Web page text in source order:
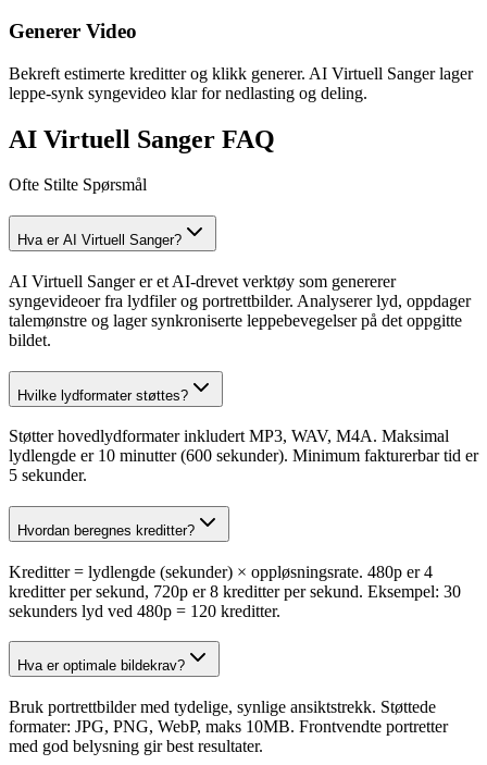
Generer Video
Bekreft estimerte kreditter og klikk generer. AI Virtuell Sanger lager
leppe-synk syngevideo klar for nedlasting og deling.
AI Virtuell Sanger FAQ
Ofte Stilte Spørsmål
Hva er AI Virtuell Sanger?
AI Virtuell Sanger er et AI-drevet verktøy som genererer
syngevideoer fra lydfiler og portrettbilder. Analyserer lyd, oppdager
talemønstre og lager synkroniserte leppebevegelser på det oppgitte
bildet.
Hvilke lydformater støttes?
Støtter hovedlydformater inkludert MP3, WAV, M4A. Maksimal
lydlengde er 10 minutter (600 sekunder). Minimum fakturerbar tid er
5 sekunder.
Hvordan beregnes kreditter?
Kreditter = lydlengde (sekunder) × oppløsningsrate. 480p er 4
kreditter per sekund, 720p er 8 kreditter per sekund. Eksempel: 30
sekunders lyd ved 480p = 120 kreditter.
Hva er optimale bildekrav?
Bruk portrettbilder med tydelige, synlige ansiktstrekk. Støttede
formater: JPG, PNG, WebP, maks 10MB. Frontvendte portretter
med god belysning gir best resultater.